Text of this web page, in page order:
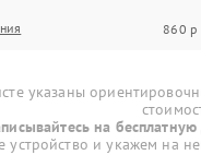
860 р
указаны
на бесплатную
и укажем на